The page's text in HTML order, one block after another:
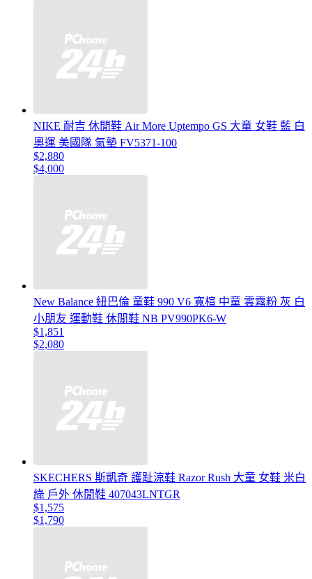
NIKE 耐吉 休閒鞋 Air More Uptempo GS 大童 女鞋 藍 白
奧運 美國隊 氣墊 FV5371-100
$2,880
$4,000
New Balance 紐巴倫 童鞋 990 V6 寬楦 中童 雲霧粉 灰 白
小朋友 運動鞋 休閒鞋 NB PV990PK6-W
$1,851
$2,080
SKECHERS 斯凱奇 護趾涼鞋 Razor Rush 大童 女鞋 米白
綠 戶外 休閒鞋 407043LNTGR
$1,575
$1,790